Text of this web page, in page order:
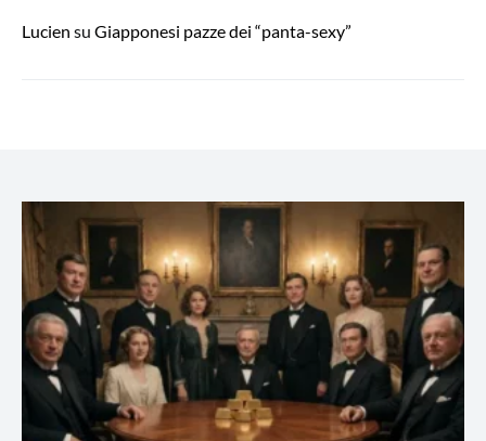
Lucien su Giapponesi pazze dei “panta-sexy”